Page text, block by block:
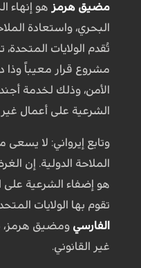
مضيق هرمز هو إنهاء
البحري، واستعادة
تُقدم الولايات
مشروع قرار معيباً
الأمن، وذلك لخدمة
الشرعية على أعمال غير
وتابع إيرواني: لا يسعى
الملاحة الدولية. إن
هو إضفاء الشرعية على
تقوم بها الولايات
الفارسي ومضيق هرمز،
غير القانوني.